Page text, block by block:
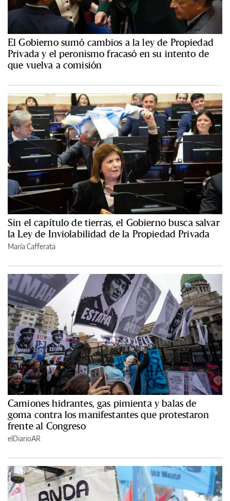
El Gobierno sumó cambios a la ley de Propiedad
Privada y el peronismo fracasó en su intento de
que vuelva a comisión
Sin el capítulo de tierras, el Gobierno busca salvar
la Ley de Inviolabilidad de la Propiedad Privada
María Cafferata
Camiones hidrantes, gas pimienta y balas de
goma contra los manifestantes que protestaron
frente al Congreso
elDiarioAR